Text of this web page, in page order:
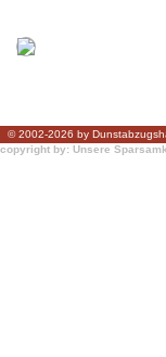
© 2002-2026 by
copyright by: Unsere